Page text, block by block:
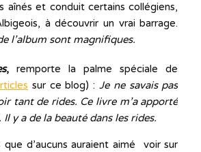
aînés et conduit certains collégiens,
à découvrir un vrai barrage.
l’album sont magnifiques.
,remporte la palme spéciale de
sur ce blog) : Je ne savais pas
tant de rides. Ce livre m’a apporté
Il y a de la beauté dans les rides.
que d’aucuns auraient aimé voir sur